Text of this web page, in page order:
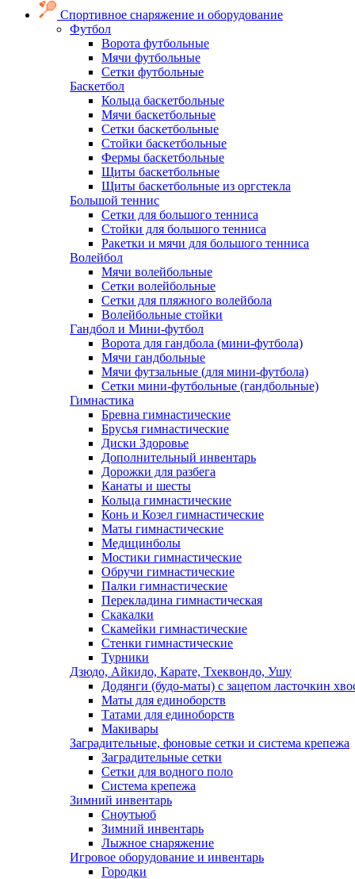
Спортивное снаряжение и оборудование
Футбол
Ворота футбольные
Мячи футбольные
Сетки футбольные
Баскетбол
Кольца баскетбольные
Мячи баскетбольные
Сетки баскетбольные
Стойки баскетбольные
Фермы баскетбольные
Щиты баскетбольные
Щиты баскетбольные из оргстекла
Большой теннис
Сетки для большого тенниса
Стойки для большого тенниса
Ракетки и мячи для большого тенниса
Волейбол
Мячи волейбольные
Сетки волейбольные
Сетки для пляжного волейбола
Волейбольные стойки
Гандбол и Мини-футбол
Ворота для гандбола (мини-футбола)
Мячи гандбольные
Мячи футзальные (для мини-футбола)
Сетки мини-футбольные (гандбольные)
Гимнастика
Бревна гимнастические
Брусья гимнастические
Диски Здоровье
Дополнительный инвентарь
Дорожки для разбега
Канаты и шесты
Кольца гимнастические
Конь и Козел гимнастические
Маты гимнастические
Медицинболы
Мостики гимнастические
Обручи гимнастические
Палки гимнастические
Перекладина гимнастическая
Скакалки
Скамейки гимнастические
Стенки гимнастические
Турники
Дзюдо, Айкидо, Карате, Тхеквондо, Ушу
Додянги (будо-маты) с зацепом ласточкин
Маты для единоборств
Татами для единоборств
Макивары
Заградительные, фоновые сетки и система крепежа
Заградительные сетки
Сетки для водного поло
Система крепежа
Зимний инвентарь
Сноутьюб
Зимний инвентарь
Лыжное снаряжение
Игровое оборудование и инвентарь
Городки